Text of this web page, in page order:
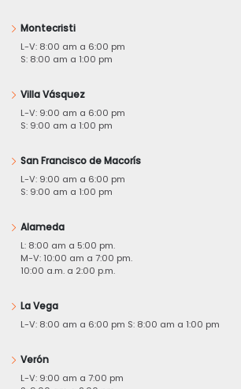
Montecristi
L-V: 8:00 am a 6:00 pm
S: 8:00 am a 1:00 pm
Villa Vásquez
L-V: 9:00 am a 6:00 pm
S: 9:00 am a 1:00 pm
San Francisco de Macorís
L-V: 9:00 am a 6:00 pm
S: 9:00 am a 1:00 pm
Alameda
L: 8:00 am a 5:00 pm.
M-V: 10:00 am a 7:00 pm.
10:00 a.m. a 2:00 p.m.
La Vega
L-V: 8:00 am a 6:00 pm S: 8:00 am a 1:00 pm
Verón
L-V: 9:00 am a 7:00 pm